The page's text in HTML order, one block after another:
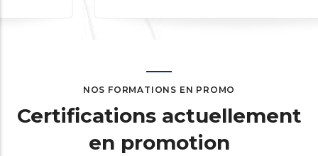
NOS FORMATIONS EN PROMO
Certifications actuellement
en promotion